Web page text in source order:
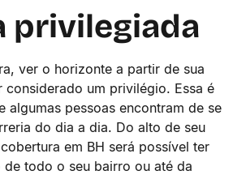
privilegiada
ver o horizonte a partir de sua
considerado um privilégio. Essa é
algumas pessoas encontram de se
do dia a dia. Do alto de seu
em BH será possível ter
de todo o seu bairro ou até da